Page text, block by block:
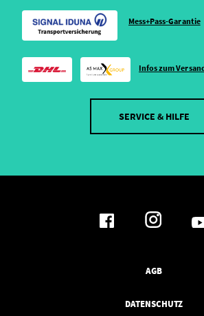
Mess+Pass-Garantie
Infos zum
SERVICE & HILFE
AGB
DATENSCHUTZ